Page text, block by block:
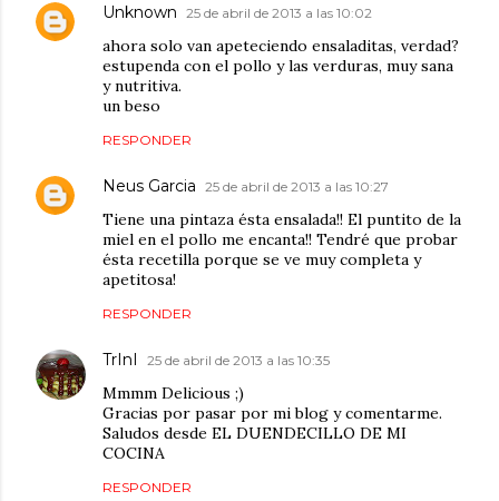
Unknown 25 de abril de 2013 a las 10:02
ahora solo van apeteciendo ensaladitas, verdad?
estupenda con el pollo y las verduras, muy sana
y nutritiva.
un beso
RESPONDER
Neus Garcia 25 de abril de 2013 a las 10:27
Tiene una pintaza ésta ensalada!! El puntito de la
miel en el pollo me encanta!! Tendré que probar
ésta recetilla porque se ve muy completa y
apetitosa!
RESPONDER
TrInI 25 de abril de 2013 a las 10:35
Mmmm Delicious ;)
Gracias por pasar por mi blog y comentarme.
Saludos desde EL DUENDECILLO DE MI
COCINA
RESPONDER